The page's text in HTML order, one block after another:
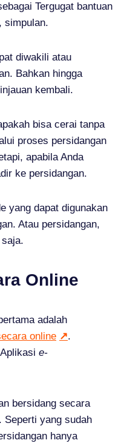
Tergugat bantuan
simpulan.
diwakili atau
Bahkan hingga
kembali.
bisa cerai tanpa
proses persidangan
apabila Anda
ke persidangan.
yang dapat digunakan
Atau persidangan,
Online
adalah
online ↗.
e-
bersidang secara
Seperti yang sudah
hanya